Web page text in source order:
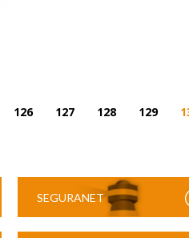
126 127 128 129
SEGURANET